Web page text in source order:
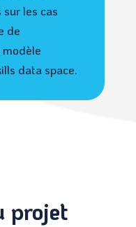
les cas
de
data space.
projet